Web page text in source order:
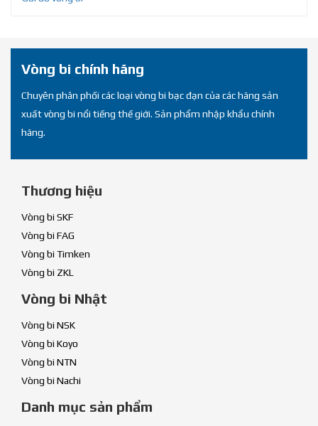
Vòng bi chính hãng
Chuyên phân phối các loại vòng bi bạc đạn của các hãng sản
xuất vòng bi nổi tiếng thế giới. Sản phẩm nhập khẩu chính
hãng.
Thương hiệu
Vòng bi SKF
Vòng bi FAG
Vòng bi Timken
Vòng bi ZKL
Vòng bi Nhật
Vòng bi NSK
Vòng bi Koyo
Vòng bi NTN
Vòng bi Nachi
Danh mục sản phẩm